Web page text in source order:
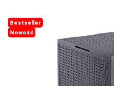
Bestseller
Nowość